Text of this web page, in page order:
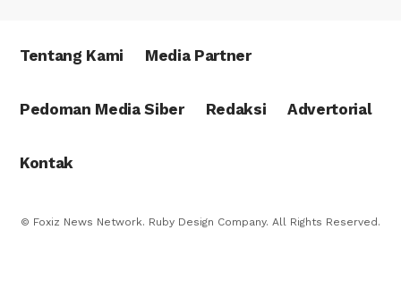
Tentang Kami Media Partner
Pedoman Media Siber Redaksi Advertorial
Kontak
© Foxiz News Network. Ruby Design Company. All Rights Reserved.